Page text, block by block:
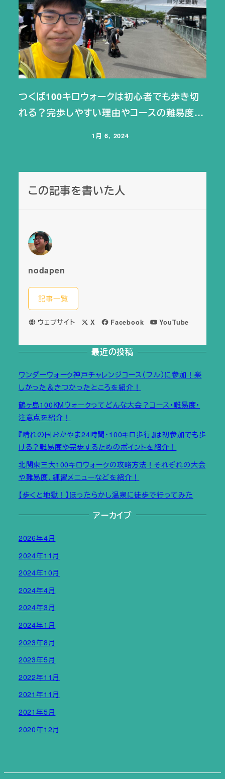
つくば100キロウォークは初心者でも歩き切
れる？完歩しやすい理由やコースの難易度…
投稿日
1月 6, 2024
この記事を書いた人
nodapen
記事一覧
ウェブサイト X Facebook YouTube
最近の投稿
ワンダーウォーク神戸チャレンジコース（フル）に参加！楽
しかった＆きつかったところを紹介！
鶴ヶ島100KMウォークってどんな大会？コース・難易度・
注意点を紹介！
『晴れの国おかやま24時間・100キロ歩行』は初参加でも歩
ける？難易度や完歩するためのポイントを紹介！
北関東三大100キロウォークの攻略方法！それぞれの大会
や難易度、練習メニューなどを紹介！
【歩くと地獄！】ほったらかし温泉に徒歩で行ってみた
アーカイブ
2026年4月
2024年11月
2024年10月
2024年4月
2024年3月
2024年1月
2023年8月
2023年5月
2022年11月
2021年11月
2021年5月
2020年12月